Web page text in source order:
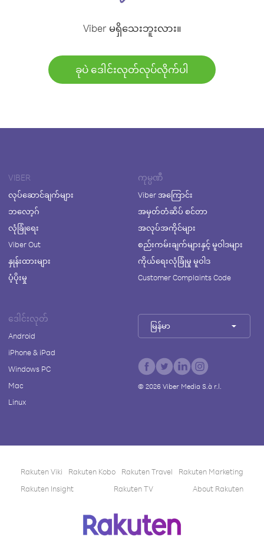
Viber မရှိသေးဘူးလား။
ခုပဲ ဒေါင်းလုတ်လုပ်လိုက်ပါ
VIBER
လုပ်ဆောင်ချက်များ
ဘလော့ဂ်
လုံခြုံရေး
Viber Out
နှုန်းထားများ
ပံ့ပိုးမှု
ကုမ္ပဏီ
Viber အကြောင်း
အမှတ်တံဆိပ် စင်တာ
အလုပ်အကိုင်များ
စည်းကမ်းချက်များနှင့် မူဝါဒများ
ကိုယ်ရေးလုံခြုံမှု မူဝါဒ
Customer Complaints Code
ဒေါင်းလုတ်
Android
iPhone & iPad
Windows PC
Mac
Linux
မြန်မာ
© 2026Viber Media S.à r.l.
Rakuten Viki Rakuten Kobo Rakuten Travel
Rakuten Marketing
Rakuten Insight
Rakuten TV About Rakuten